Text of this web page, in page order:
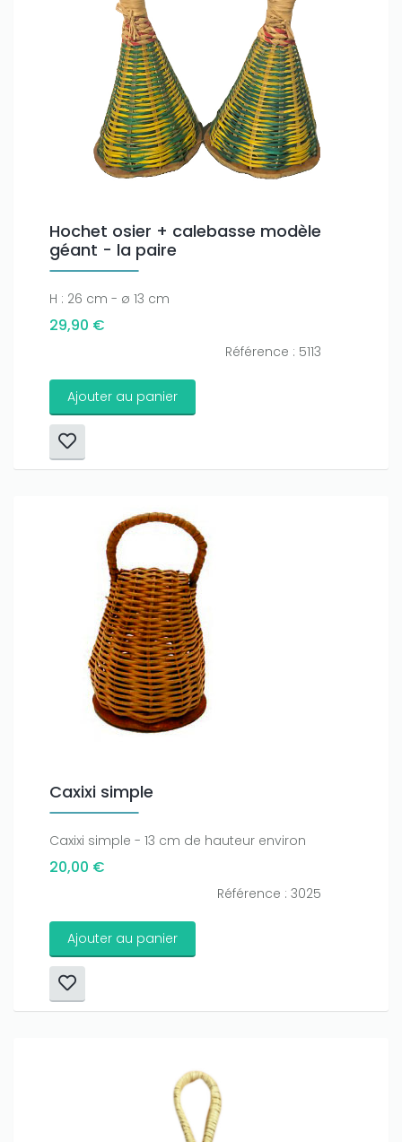
Hochet osier + calebasse modèle
géant - la paire
H : 26 cm - ø 13 cm
29,90 €
Référence : 5113
Ajouter au panier
Caxixi simple
Caxixi simple - 13 cm de hauteur environ
20,00 €
Référence : 3025
Ajouter au panier